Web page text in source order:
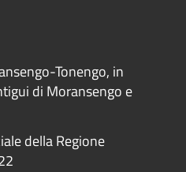
Tonengo, in
di Moransengo e
della Regione